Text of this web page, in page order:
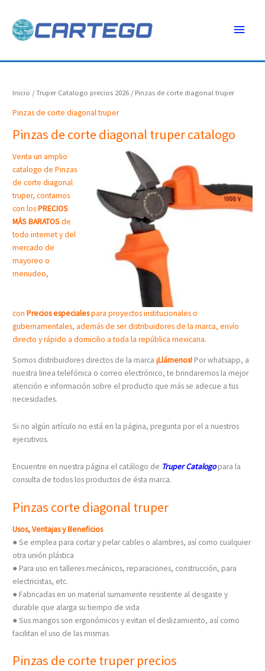
contenido
Inicio /Truper Catalogo precios 2026 / Pinzas de corte diagonal truper
Pinzas de corte diagonal truper
Pinzas de corte diagonal truper catalogo
Venta un amplio
catalogo de Pinzas
de corte diagonal
truper, contamos
con losPRECIOS
MÁS BARATOSde
todo internet y del
mercado de
mayoreo o
menudeo,
con Precios especialespara proyectos institucionales o
gubernamentales, además de ser distribuidores de la marca, envío
directo y rápido a domicilio a toda la república mexicana.
Somos distribuidores directos de la marca¡Llámenos! Por whatsapp, a
nuestra linea telefónica o correo electrónico, te brindaremos la mejor
atención e información sobre el producto que más se adecue a tus
necesidades.
Si no algún artículo no está en la página, pregunta por el a nuestros
ejecutivos.
Encuentre en nuestra página el catálogo de Truper Catalogopara la
consulta de todos los productos de ésta marca.
Pinzas corte diagonal truper
Usos, Ventajas y Beneficios
● Se emplea para cortar y pelar cables o alambres, así como cualquier
otra unión plástica
● Para uso en talleres mecánicos, reparaciones, construcción, para
electricistas, etc.
● Fabricadas en un material sumamente resistente al desgaste y
durable que alarga su tiempo de vida
● Sus mangos son ergonómicos y evitan el deslizamiento, así como
facilitan el uso de las mismas
Pinzas de corte truper precios